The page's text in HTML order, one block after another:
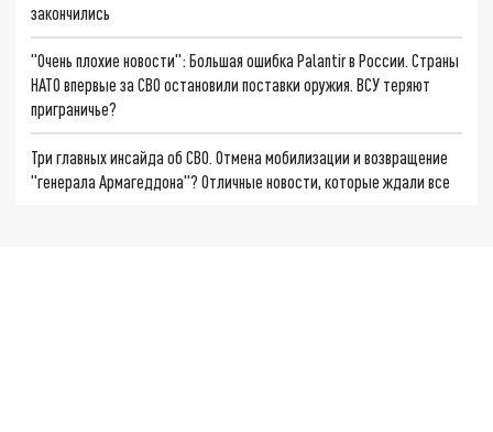
закончились
"Очень плохие новости": Большая ошибка Palantir в России. Страны
НАТО впервые за СВО остановили поставки оружия. ВСУ теряют
приграничье?
Три главных инсайда об СВО. Отмена мобилизации и возвращение
"генерала Армагеддона"? Отличные новости, которые ждали все